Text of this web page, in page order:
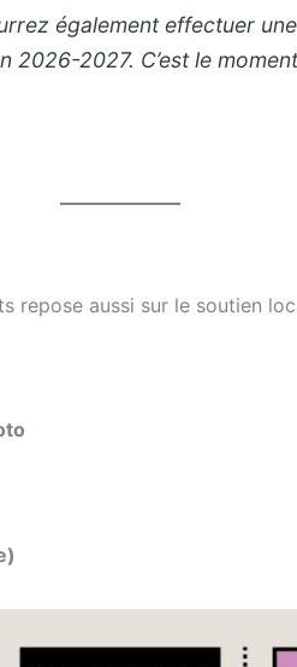
également effectuer une
2026-2027. C’est le
repose aussi sur le soutien